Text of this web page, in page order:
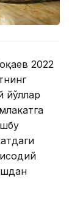
2022
йўллар